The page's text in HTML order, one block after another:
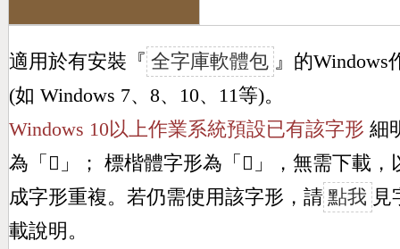
適用於有安裝『 全字庫軟體包 』的Windows
(如 Windows 7、8、10、11等)。
Windows 10以上作業系統預設已有該字形 細
為「 𣆣 」； 標楷體字形為「 𣆣 」，無需下載，
成字形重複。若仍需使用該字形，請 點我 見
載說明。